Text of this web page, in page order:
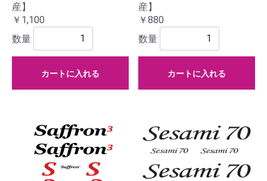
産】
￥1,100
数量
カートに入れる
産】
￥880
数量
カートに入れる